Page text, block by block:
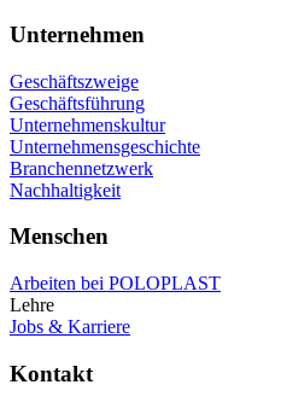
Unternehmen
Geschäftszweige
Geschäftsführung
Unternehmenskultur
Unternehmensgeschichte
Branchennetzwerk
Nachhaltigkeit
Menschen
Arbeiten bei POLOPLAST
Lehre
Jobs & Karriere
Kontakt